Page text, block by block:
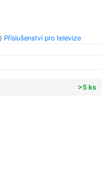
Příslušenství pro televize
>5 ks